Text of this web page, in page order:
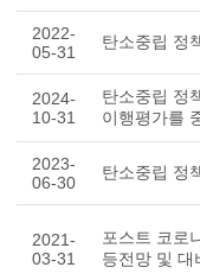
2022-
05-31
탄소중립 정
2024-
10-31
탄소중립 정
이행평가를
2023-
06-30
탄소중립 정
2021-
03-31
포스트 코로
등전망 및 대